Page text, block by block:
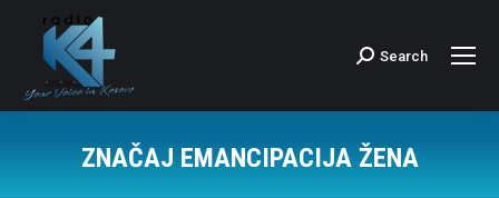
Search:
Search
ZNAČAJ EMANCIPACIJA ŽENA